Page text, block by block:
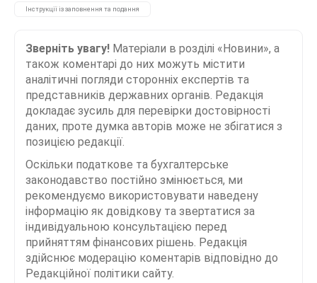
Інструкції із заповнення та подання
Зверніть увагу! Матеріали в розділі «Новини», а
також коментарі до них можуть містити
аналітичні погляди сторонніх експертів та
представників державних органів. Редакція
докладає зусиль для перевірки достовірності
даних, проте думка авторів може не збігатися з
позицією редакції.
Оскільки податкове та бухгалтерське
законодавство постійно змінюється, ми
рекомендуємо використовувати наведену
інформацію як довідкову та звертатися за
індивідуальною консультацією перед
прийняттям фінансових рішень. Редакція
здійснює модерацію коментарів відповідно до
Редакційної політики сайту.